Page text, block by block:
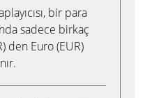
bir para
sadece birkaç
den Euro (EUR)